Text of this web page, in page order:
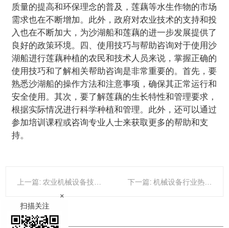
质量的提高和环保理念的普及，莲藕等水生作物的市场
需求也在不断增加。此外，政府对农业技术的支持和投
入也在不断加大，为沙湖船和莲藕的进一步发展提供了
良好的政策环境。四、使用技巧与帮助咨询对于使用沙
湖船进行莲藕种植的农民和技术人员来说，掌握正确的
使用技巧和了解相关帮助咨询是非常重要的。首先，要
熟悉沙湖船的操作方法和注意事项，确保其正常运行和
安全使用。其次，要了解莲藕的生长特性和管理要求，
根据实际情况进行科学种植和管理。此外，还可以通过
参加培训课程或咨询专业人士来获取更多的帮助和支
持。
上一篇: 农业机械设备技术进展与市场动态 下一篇: 机械设备行业热点解析——农业设备与现代科技的结合
×
扫描关注